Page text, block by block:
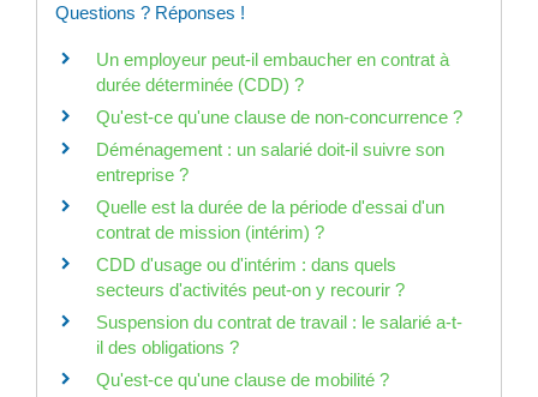
Questions ? Réponses !
Un employeur peut-il embaucher en contrat à
durée déterminée (CDD) ?
Qu'est-ce qu'une clause de non-concurrence ?
Déménagement : un salarié doit-il suivre son
entreprise ?
Quelle est la durée de la période d'essai d'un
contrat de mission (intérim) ?
CDD d'usage ou d'intérim : dans quels
secteurs d'activités peut-on y recourir ?
Suspension du contrat de travail : le salarié a-t-
il des obligations ?
Qu'est-ce qu'une clause de mobilité ?